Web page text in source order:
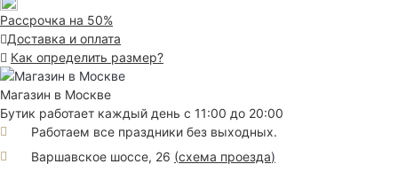
Рассрочка на 50%
Доставка и оплата
Как определить размер?
Магазин в Москве
Бутик работает каждый день с 11:00 до 20:00
Работаем все праздники без выходных.
Варшавское шоссе, 26 (схема проезда)